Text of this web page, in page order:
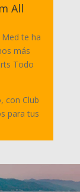
All
te ha
más
Todo
con Club
para tus